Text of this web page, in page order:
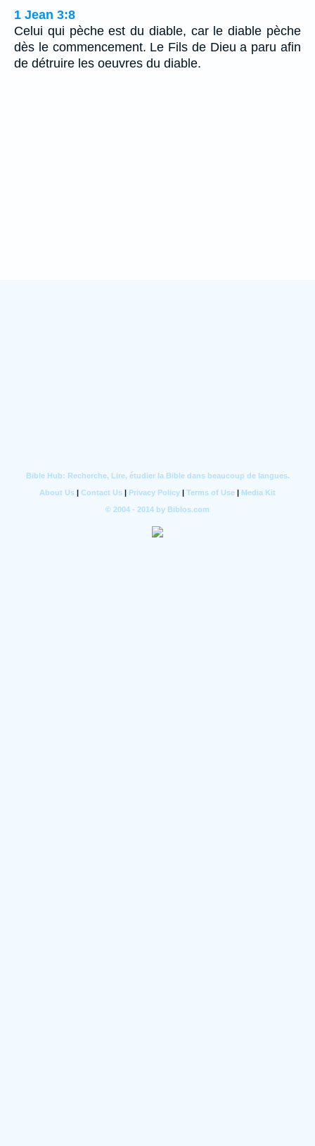
1 Jean 3:8
Celui qui pèche est du diable, car le diable pèche
dès le commencement. Le Fils de Dieu a paru afin
de détruire les oeuvres du diable.